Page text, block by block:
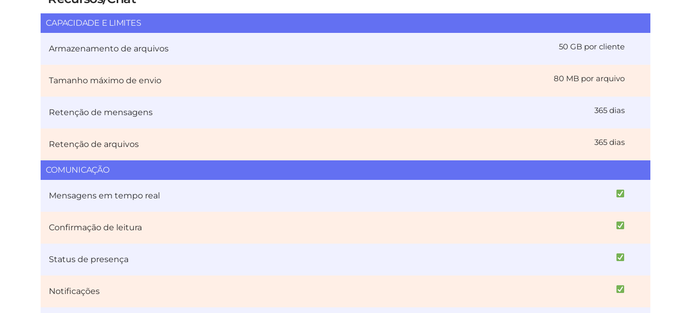
CAPACIDADE E LIMITES
Armazenamento de arquivos 50 GB por cliente
Tamanho máximo de envio 80 MB por arquivo
Retenção de mensagens 365 dias
Retenção de arquivos 365 dias
COMUNICAÇÃO
Mensagens em tempo real
Confirmação de leitura
Status de presença
Notificações